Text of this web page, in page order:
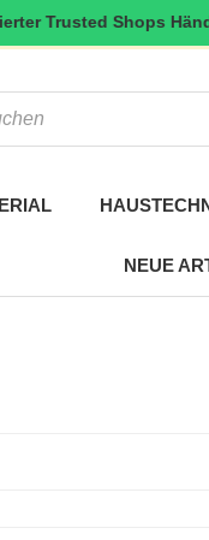
Shops Händler mit
NEUE